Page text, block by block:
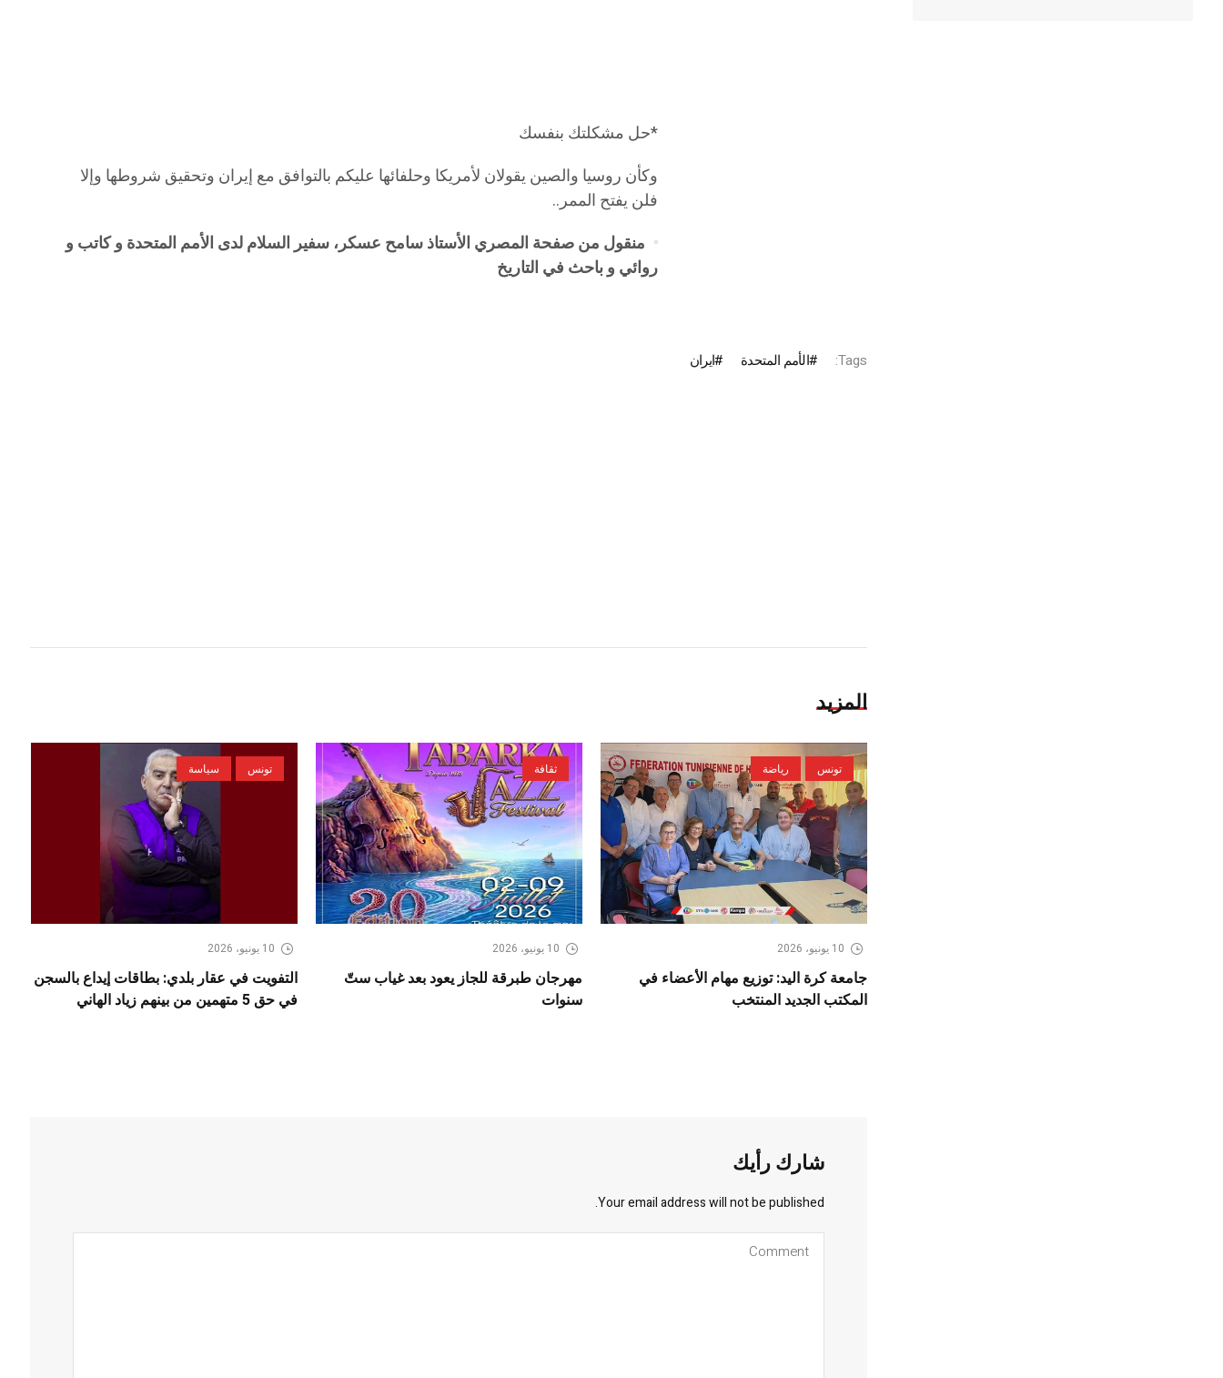
*حل مشكلتك بنفسك
وكأن روسيا والصين يقولان لأمريكا وحلفائها عليكم بالتوافق مع إيران وتحقيق شروطها وإلا
فلن يفتح الممر..
منقول من صفحة المصري الأستاذ سامح عسكر، سفير السلام لدى الأمم المتحدة و كاتب و
روائي و باحث في التاريخ
Tags: الأمم المتحدة ايران
المزيد
تونس رياضة
10 يونيو، 2026
جامعة كرة اليد: توزيع مهام الأعضاء في
المكتب الجديد المنتخب
ثقافة
10 يونيو، 2026
مهرجان طبرقة للجاز يعود بعد غياب ستّ
سنوات
تونس سياسة
10 يونيو، 2026
التفويت في عقار بلدي: بطاقات إيداع بالسجن
في حق 5 متهمين من بينهم زياد الهاني
شارك رأيك
Your email address will not be published.